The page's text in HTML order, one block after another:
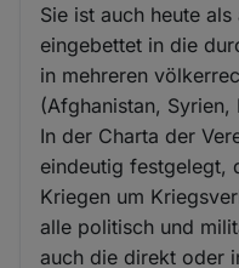
Sie ist auch heute
eingebettet in die
in mehreren
(Afghanistan,
In der Charta der
eindeutig festgelegt,
Kriegen um
alle politisch und
auch die direkt oder